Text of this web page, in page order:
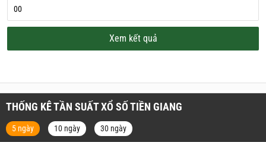
Xem kết quả
THỐNG KÊ TẦN SUẤT XỔ SỐ TIỀN GIANG
5 ngày 10 ngày 30 ngày